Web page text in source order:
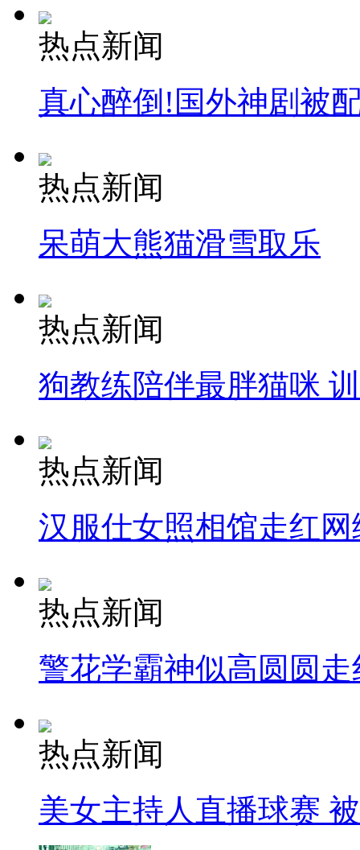
热点新闻
真心醉倒!国外神剧被
热点新闻
呆萌大熊猫滑雪取乐
热点新闻
狗教练陪伴最胖猫咪
热点新闻
汉服仕女照相馆走红网
热点新闻
警花学霸神似高圆圆走
热点新闻
美女主持人直播球赛